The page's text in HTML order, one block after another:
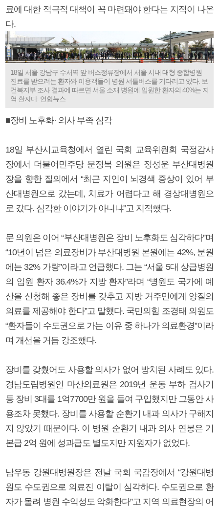
료에 대한 적극적 대책이 꼭 마련돼야 한다는 지적이 나온
다.
18일 서울 강남구 수서역 앞 버스정류장에서 서울 시내 대형 종합병원
진료를 받으려는 환자와 이용객들이 병원 셔틀버스를 기다리고 있다. 보
건복지부 조사 결과에 따르면 서울 소재 병원에 입원한 환자의 40%는 지
역 환자다. 연합뉴스
■장비 노후화· 의사 부족 심각
18일 부산시교육청에서 열린 국회 교육위원회 국정감사
장에서 더불어민주당 문정복 의원은 정성운 부산대병원
장을 향한 질의에서 “최근 지인이 뇌경색 증상이 있어 부
산대병원으로 갔는데, 치료가 어렵다고 해 경상대병원으
로 갔다. 심각한 이야기가 아니냐”고 지적했다.
문 의원은 이어 “부산대병원은 장비 노후화도 심각하다”며
“10년이 넘은 의료장비가 부산대병원 본원에는 42%, 분원
에는 32% 가량”이라고 언급했다. 그는 “서울 5대 상급병원
의 입원 환자 36.4%가 지방 환자”라며 “병원도 국가에 예
산을 신청해 좋은 장비를 갖추고 지방 거주민에게 양질의
의료를 제공해야 한다”고 말했다. 국민의힘 조경태 의원도
“환자들이 수도권으로 가는 이유 중 하나가 의료환경”이라
며 개선을 거듭 강조했다.
장비를 갖췄어도 사용할 의사가 없어 방치된 사례도 있다.
경남도립병원인 마산의료원은 2019년 운동 부하 검사기
등 장비 3대를 1억7700만 원을 들여 구입했지만 그동안 사
용조차 못했다. 장비를 사용할 순환기 내과 의사가 구해지
지 않았기 때문이다. 이 병원 순환기 내과 의사 연봉은 기
본급 2억 원에 성과급도 별도지만 지원자가 없었다.
남우동 강원대병원장은 전날 국회 국감장에서 “강원대병
원도 수도권으로 의료진 이탈이 심각하다. 수도권으로 환
자가 몰려 병원 수익성도 악화한다”고 지역 의료현장의 어